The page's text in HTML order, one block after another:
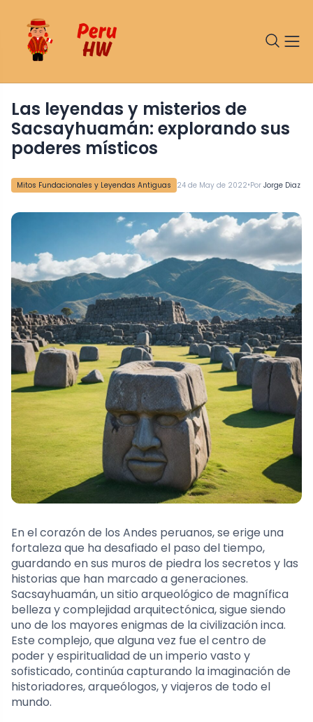
Mitos Fundacionales y Leyendas Antiguas 24 de May de 2022•Por Jorge Diaz
Las leyendas y misterios de
Sacsayhuamán: explorando sus
poderes místicos
En el corazón de los Andes peruanos, se erige una
fortaleza que ha desafiado el paso del tiempo,
guardando en sus muros de piedra los secretos y las
historias que han marcado a generaciones.
Sacsayhuamán, un sitio arqueológico de magnífica
belleza y complejidad arquitectónica, sigue siendo
uno de los mayores enigmas de la civilización inca.
Este complejo, que alguna vez fue el centro de
poder y espiritualidad de un imperio vasto y
sofisticado, continúa capturando la imaginación de
historiadores, arqueólogos, y viajeros de todo el
mundo.